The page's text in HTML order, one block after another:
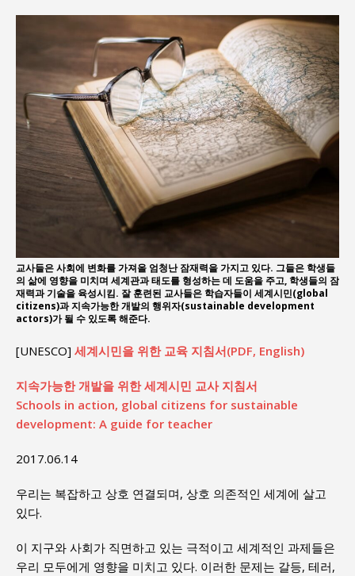
교사들은 사회에 변화를 가져올 엄청난 잠재력을 가지고 있다. 그들은 학생들
의 삶에 영향을 미치며 세계관과 태도를 형성하는 데 도움을 주고, 학생들의 잠
재력과 기술을 육성시킴. 잘 훈련된 교사들은 학습자들이 세계시민(global
citizens)과 지속가능한 개발의 행위자(sustainable development
actors)가 될 수 있도록 해준다.
[UNESCO] 세계시민을 위한 교육 지침서(PDF, English)
지속가능한 개발을 위한 세계시민 교사 지침서
Schools in action, global citizens for sustainable
development: A guide for teacher
2017.06.14
우리는 복잡하고 상호 연결되며, 상호 의존적인 세계에 살고
있다.
이 지구와 사회가 직면하고 있는 극적이고 세계적인 과제들은
우리 모두에게 영향을 미치고 있다. 이러한 문제는 갈등, 테러,